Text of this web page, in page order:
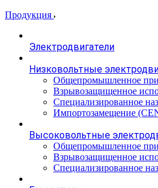
Продукция
Электродвигатели
Низковольтные
Общепромышленное
Взрывозащищенное
Специализированное
Импортозамещение
Высоковольтные
Общепромышленное
Взрывозащищенное
Специализированное